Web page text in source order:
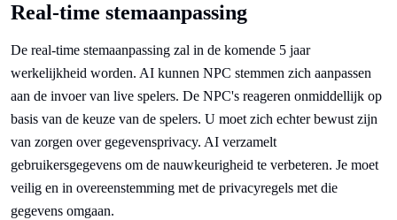
Real-time stemaanpassing
De real-time stemaanpassing zal in de komende 5 jaar
werkelijkheid worden. AI kunnen NPC stemmen zich aanpassen
aan de invoer van live spelers. De NPC's reageren onmiddellijk op
basis van de keuze van de spelers. U moet zich echter bewust zijn
van zorgen over gegevensprivacy. AI verzamelt
gebruikersgegevens om de nauwkeurigheid te verbeteren. Je moet
veilig en in overeenstemming met de privacyregels met die
gegevens omgaan.